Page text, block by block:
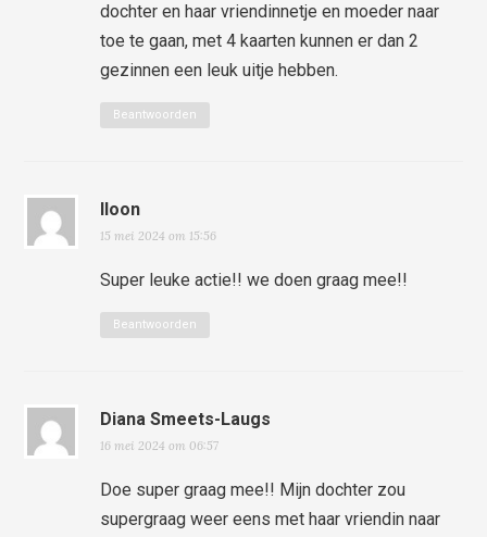
dochter en haar vriendinnetje en moeder naar
toe te gaan, met 4 kaarten kunnen er dan 2
gezinnen een leuk uitje hebben.
Beantwoorden
Iloon
15 mei 2024 om 15:56
Super leuke actie!! we doen graag mee!!
Beantwoorden
Diana Smeets-Laugs
16 mei 2024 om 06:57
Doe super graag mee!! Mijn dochter zou
supergraag weer eens met haar vriendin naar